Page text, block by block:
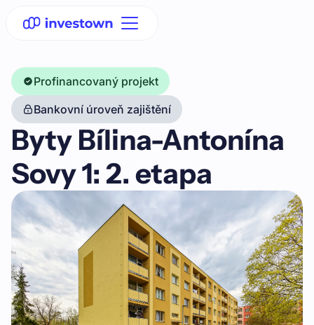
Profinancovaný projekt
Bankovní úroveň zajištění
Byty Bílina-Antonína
Sovy 1: 2. etapa